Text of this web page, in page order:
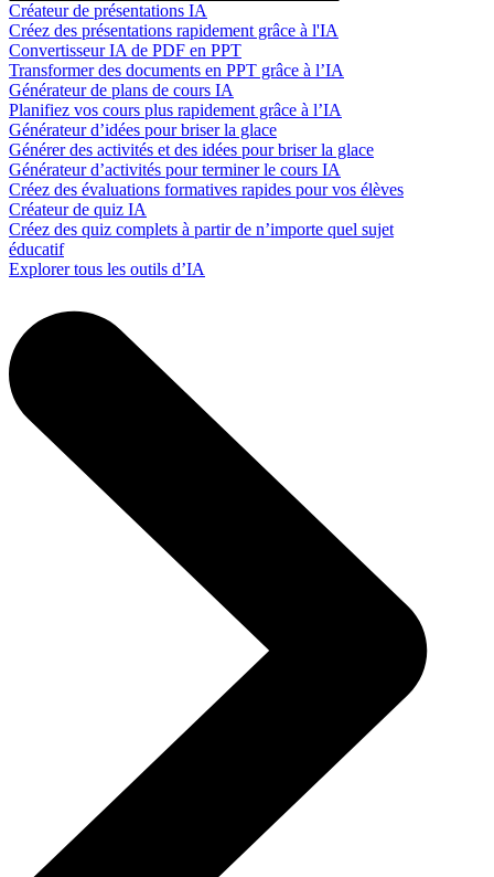
Créateur de présentations IA
Créez des présentations rapidement grâce à l'IA
Convertisseur IA de PDF en PPT
Transformer des documents en PPT grâce à l’IA
Générateur de plans de cours IA
Planifiez vos cours plus rapidement grâce à l’IA
Générateur d’idées pour briser la glace
Générer des activités et des idées pour briser la glace
Générateur d’activités pour terminer le cours IA
Créez des évaluations formatives rapides pour vos élèves
Créateur de quiz IA
Créez des quiz complets à partir de n’importe quel sujet
éducatif
Explorer tous les outils d’IA